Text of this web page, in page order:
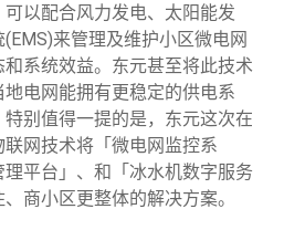
以配合风力发电、太阳能发
来管理及维护小区微电网
系统效益。东元甚至将此技术
电网能拥有更稳定的供电系
别值得一提的是，东元这次在
网技术将「微电网监控系
平台」、和「冰水机数字服务
商小区更整体的解决方案。